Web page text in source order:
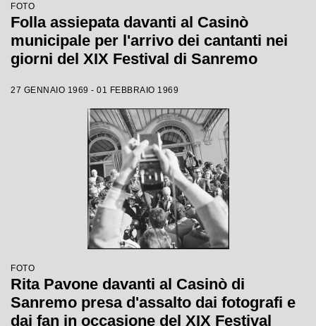
FOTO
Folla assiepata davanti al Casinò
municipale per l'arrivo dei cantanti nei
giorni del XIX Festival di Sanremo
27 GENNAIO 1969 - 01 FEBBRAIO 1969
FOTO
Rita Pavone davanti al Casinò di
Sanremo presa d'assalto dai fotografi e
dai fan in occasione del XIX Festival